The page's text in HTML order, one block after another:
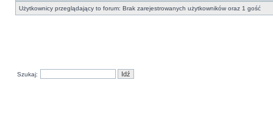
Użytkownicy przeglądający to forum: Brak zarejestrowanych użytkowników oraz 1 gość
Szukaj: